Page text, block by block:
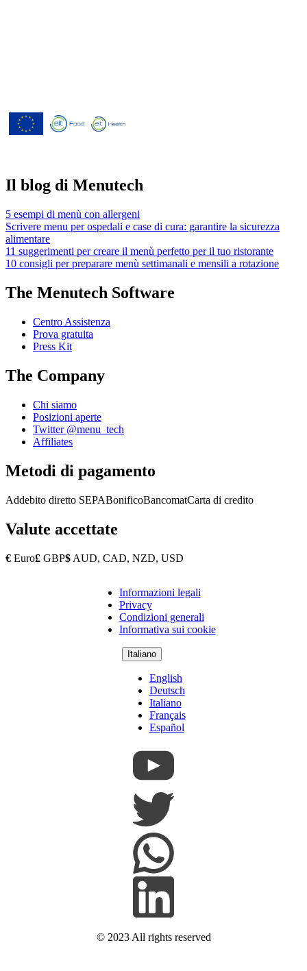
Il blog di Menutech
5 esempi di menù con allergeni
Scrivere menu per ospedali e case di cura: garantire la sicurezza
alimentare
11 suggerimenti per creare il menù perfetto per il tuo ristorante
10 consigli per preparare menù settimanali e mensili a rotazione
The Menutech Software
Centro Assistenza
Prova gratuita
Press Kit
The Company
Chi siamo
Posizioni aperte
Twitter @menu_tech
Affiliates
Metodi di pagamento
Addebito diretto SEPABonificoBancomatCarta di credito
Valute accettate
€ Euro£ GBP$ AUD, CAD, NZD, USD
Copyright
Footer
Informazioni legali
Privacy
Condizioni generali
Informativa sui cookie
Italiano
English
Deutsch
Italiano
Français
Español
© 2023 All rights reserved